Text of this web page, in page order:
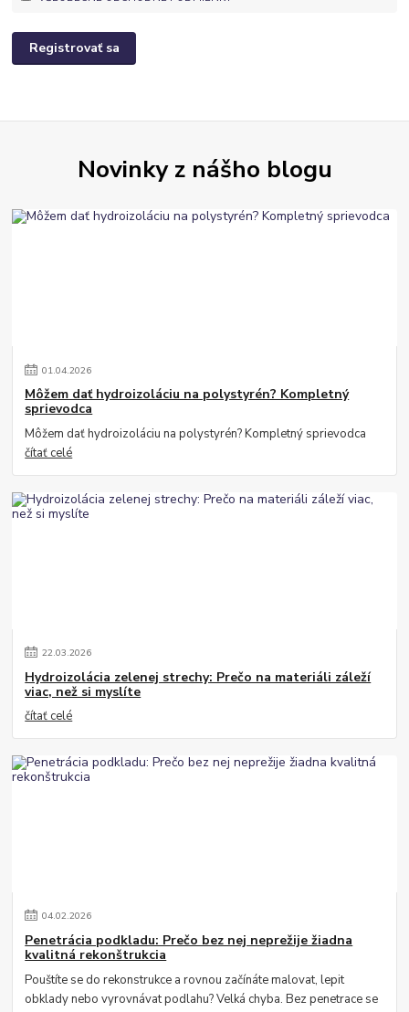
Registrovať sa
Novinky z nášho blogu
01.04.2026
Môžem dať hydroizoláciu na polystyrén? Kompletný
sprievodca
Môžem dať hydroizoláciu na polystyrén? Kompletný sprievodca
čítať celé
22.03.2026
Hydroizolácia zelenej strechy: Prečo na materiáli záleží
viac, než si myslíte
čítať celé
04.02.2026
Penetrácia podkladu: Prečo bez nej neprežije žiadna
kvalitná rekonštrukcia
Pouštíte se do rekonstrukce a rovnou začínáte malovat, lepit
obklady nebo vyrovnávat podlahu? Velká chyba. Bez penetrace se